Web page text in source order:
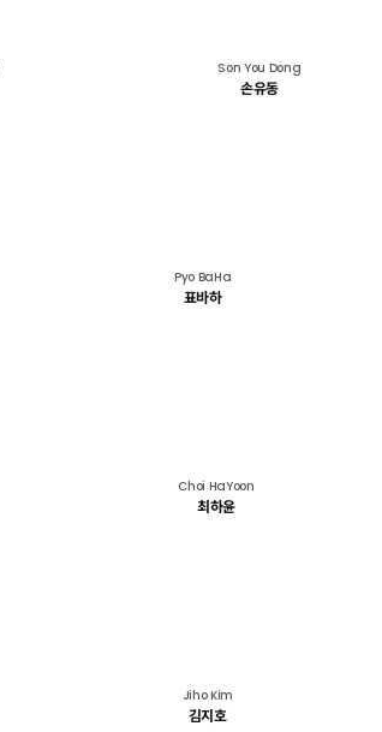
Son You Dong
손유동
Pyo BaHa
표바하
Choi HaYoon
최하윤
Jiho Kim
김지호